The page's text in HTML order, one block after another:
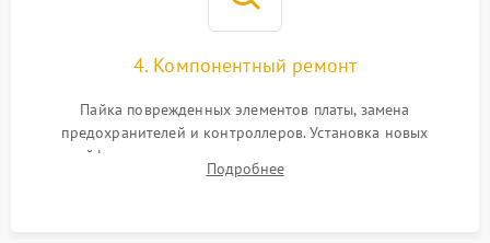
4. Компонентный ремонт
Пайка поврежденных элементов платы, замена
предохранителей и контроллеров. Установка новых
шлейфов, дисплея, механизма затвора или двигателя
автофокуса. Восстановление геометрии тубуса объектива
Подробнее